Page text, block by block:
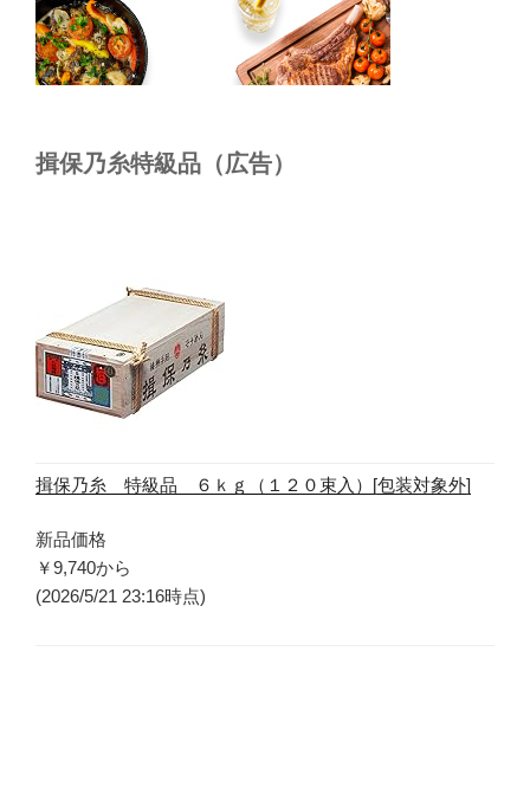
揖保乃糸特級品（広告）
揖保乃糸 特級品 ６ｋｇ（１２０束入）[包装対象外]
新品価格
￥9,740から
(2026/5/21 23:16時点)